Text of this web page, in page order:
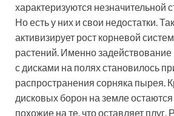
характеризуются незначительной
Но есть у них и свои недостатки.
активизирует рост корневой
растений. Именно задействование
с дисками на полях становилось
распространения сорняка пырея.
дисковых борон на земле
похожие на те, что оставляет плуг.